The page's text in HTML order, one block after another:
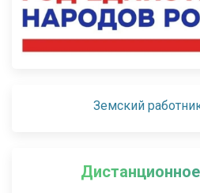
Земский